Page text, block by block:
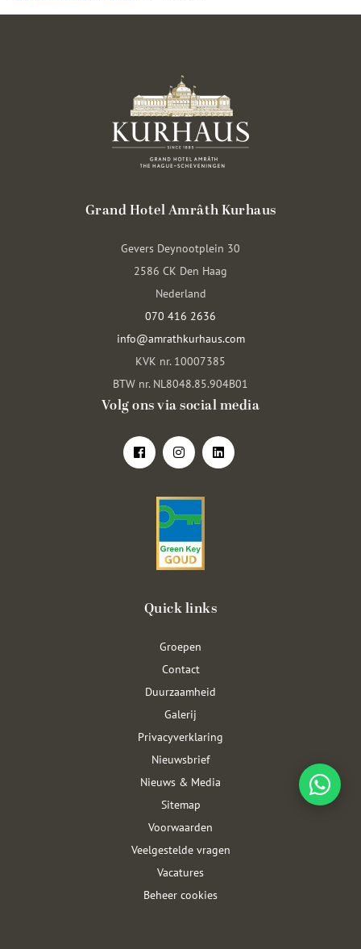
Grand Hotel Amrâth Kurhaus
Gevers Deynootplein 30
2586 CK Den Haag
Nederland
070 416 2636
info@amrathkurhaus.com
KVK nr. 10007385
BTW nr. NL8048.85.904B01
Volg ons via social media
Quick links
Groepen
Contact
Duurzaamheid
Galerij
Privacyverklaring
Nieuwsbrief
Nieuws & Media
Sitemap
Voorwaarden
Veelgestelde vragen
Vacatures
Beheer cookies